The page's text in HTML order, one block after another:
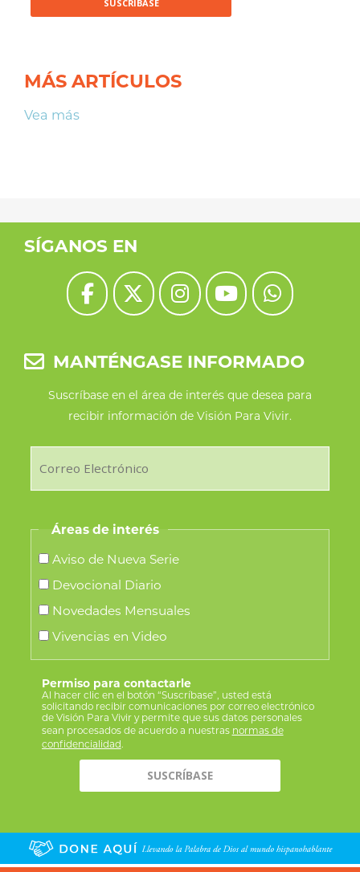
MÁS ARTÍCULOS
Vea más
SÍGANOS EN
MANTÉNGASE INFORMADO
Suscríbase en el área de interés que desea para
recibir información de Visión Para Vivir.
Áreas de interés
Aviso de Nueva Serie
Devocional Diario
Novedades Mensuales
Vivencias en Video
Permiso para contactarle
Al hacer clic en el botón “Suscríbase”, usted está
solicitando recibir comunicaciones por correo electrónico
de Visión Para Vivir y permite que sus datos personales
sean procesados de acuerdo a nuestras normas de
confidencialidad.